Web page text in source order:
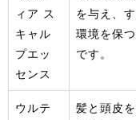
ィア ス
キャル
プエッ
センス
を与え、
環境を保
です。
ウルテ
髪と頭皮